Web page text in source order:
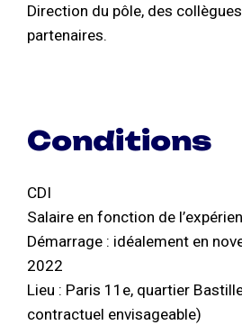
Direction du pôle, des
partenaires.
Conditions
CDI
Salaire en fonction de
Démarrage : idéalement en
2022
Lieu : Paris 11e, quartier
contractuel envisageable)